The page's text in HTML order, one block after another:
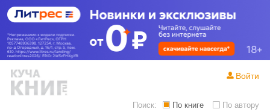
Поиск: По книге По автору
Войти